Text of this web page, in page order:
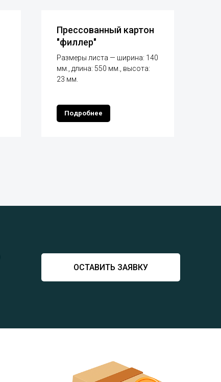
Прессованный картон
"филлер"
Размеры листа — ширина: 140
мм., длина: 550 мм., высота:
23 мм.
Подробнее
ОСТАВИТЬ ЗАЯВКУ